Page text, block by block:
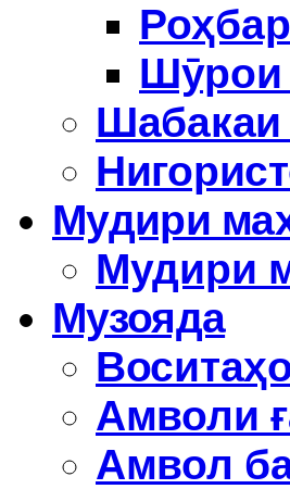
Шӯрои
Мудири
Мудири
Музояда
Амволи
Амвол